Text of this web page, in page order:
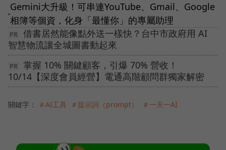
●
Gemini大升級！可串連YouTube、Gmail、Google
相簿等個資，化身「最懂你」的專屬助理
借書居然能像點外送一樣快？台中市政府用 AI
智慧物流讓全城圖書動起來
掌握 10% 關鍵顧客，引爆 70% 營收！
10/14【深度會員經營】電通高階顧問群獨家解密
關鍵字： ＃AI工具 ＃提示詞（prompt） ＃一天一AI